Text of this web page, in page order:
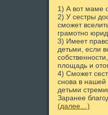
1) А вот маме
2) У сестры
сможет
грамотно
3) Имеет
детьми, если
площадь и
4) Сможет
снова в нашей
детьми
Заранее
(далее…)